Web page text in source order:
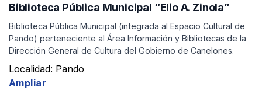
Biblioteca Pública Municipal “Elio A. Zinola”
Biblioteca Pública Municipal (integrada al Espacio Cultural de
Pando) perteneciente al Área Información y Bibliotecas de la
Dirección General de Cultura del Gobierno de Canelones.
Localidad: Pando
Ampliar